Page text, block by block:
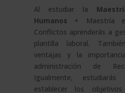
Al estudiar la
Humanos + Maestría
Conflictos aprenderás a
plantilla laboral.
ventajas y la
administración de
Igualmente,
establecer los